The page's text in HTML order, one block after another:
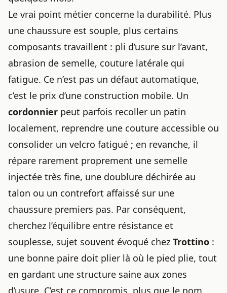
Le vrai point métier concerne la durabilité. Plus
une chaussure est souple, plus certains
composants travaillent : pli d’usure sur l’avant,
abrasion de semelle, couture latérale qui
fatigue. Ce n’est pas un défaut automatique,
c’est le prix d’une construction mobile. Un
cordonnier peut parfois recoller un patin
localement, reprendre une couture accessible ou
consolider un velcro fatigué ; en revanche, il
répare rarement proprement une semelle
injectée très fine, une doublure déchirée au
talon ou un contrefort affaissé sur une
chaussure premiers pas. Par conséquent,
cherchez l’équilibre entre résistance et
souplesse, sujet souvent évoqué chez Trottino :
une bonne paire doit plier là où le pied plie, tout
en gardant une structure saine aux zones
d’usure. C’est ce compromis, plus que le nom